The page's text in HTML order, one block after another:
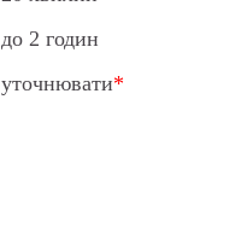
до 2 годин
уточнювати*